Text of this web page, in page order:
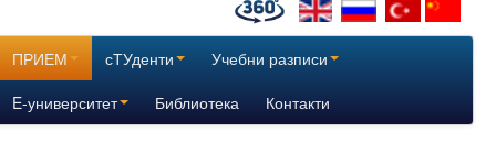
За нас
ПРИЕМ сТУденти
Учебни разписи
E-университет
Библиотека Контакти